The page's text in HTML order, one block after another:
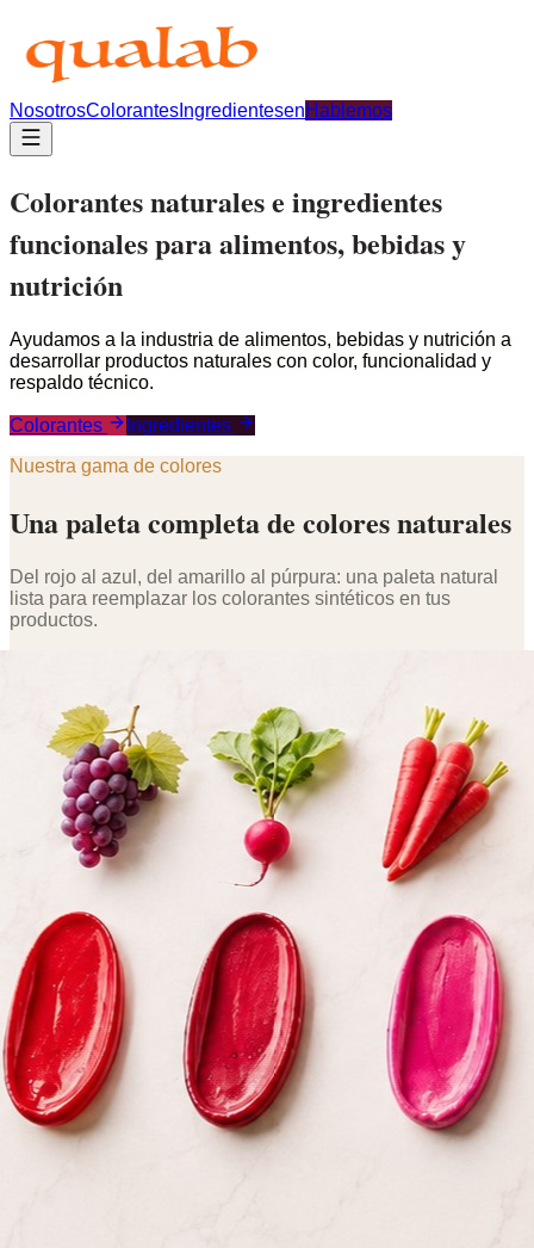
NosotrosColorantes IngredientesenHablemos
Colorantes naturales e ingredientes
funcionales para alimentos, bebidas y
nutrición
Ayudamos a la industria de alimentos, bebidas y nutrición a
desarrollar productos naturales con color, funcionalidad y
respaldo técnico.
Colorantes
Ingredientes
Nuestra gama de colores
Una paleta completa de colores naturales
Del rojo al azul, del amarillo al púrpura: una paleta natural
lista para reemplazar los colorantes sintéticos en tus
productos.